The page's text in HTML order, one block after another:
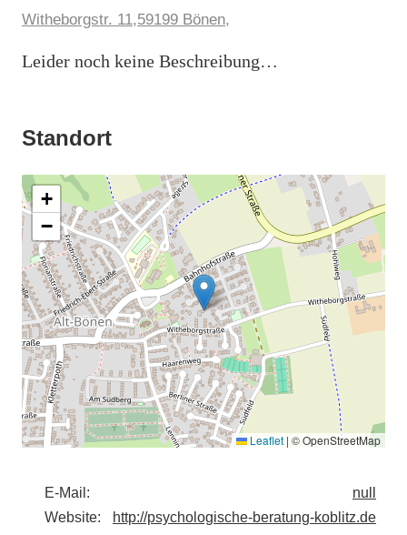
Witheborgstr. 11,59199 Bönen,
Leider noch keine Beschreibung…
Standort
+
−
Leaflet | © OpenStreetMap
E-Mail:
null
Website:
http://psychologische-beratung-koblitz.de